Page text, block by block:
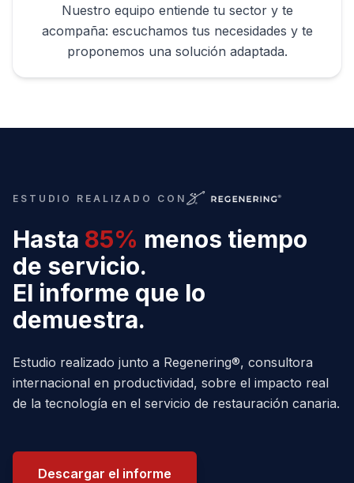
Nuestro equipo entiende tu sector y te
acompaña: escuchamos tus necesidades y te
proponemos una solución adaptada.
ESTUDIO REALIZADO CON
Hasta 85% menos tiempo
de servicio.
El informe que lo
demuestra.
Estudio realizado junto a Regenering®, consultora
internacional en productividad, sobre el impacto real
de la tecnología en el servicio de restauración canaria.
Descargar el informe